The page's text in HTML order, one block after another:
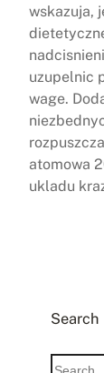
wskazuja,
uzupelnic
wage.
atomowa
ukladu
Search
S